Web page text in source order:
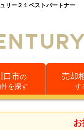
リー２１ベストパートナー
口市の
を探す
売却
す
お